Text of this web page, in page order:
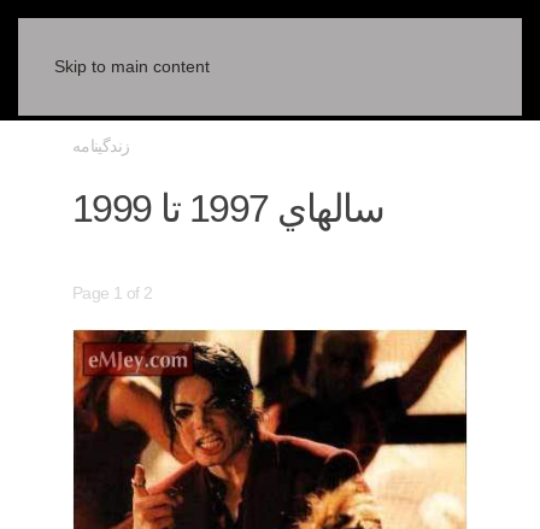
Skip to main content
زندگینامه
سالهاي 1997 تا 1999
Page 1 of 2